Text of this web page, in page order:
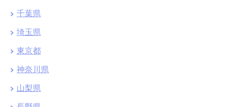
千葉県
埼玉県
東京都
神奈川県
山梨県